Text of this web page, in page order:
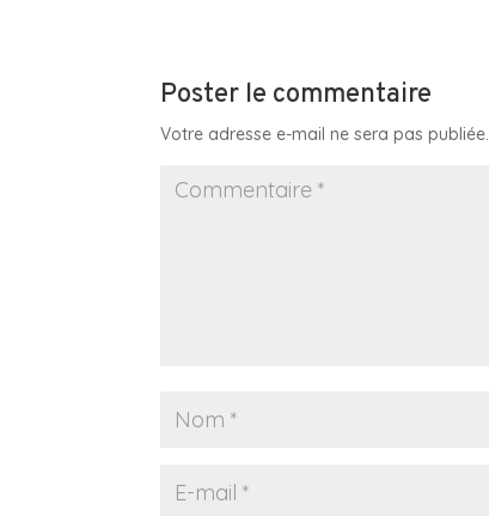
Poster le commentaire
Votre adresse e-mail ne sera pas publiée.